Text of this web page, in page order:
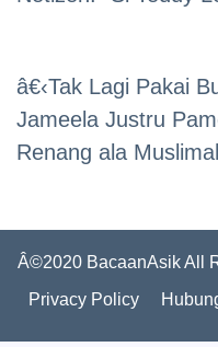
â€‹Tak Lagi Pakai
Jameela Justru
Renang ala
Â©2020 BacaanAsik All
Privacy Policy